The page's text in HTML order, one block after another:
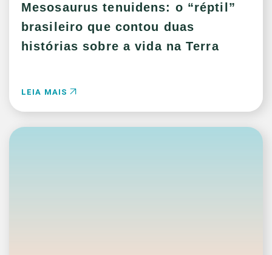
Mesosaurus tenuidens: o “réptil”
brasileiro que contou duas
histórias sobre a vida na Terra
LEIA MAIS